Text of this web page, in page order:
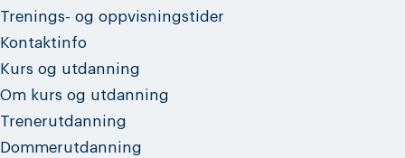
Trenings- og oppvisningstider
Kontaktinfo
Kurs og utdanning
Om kurs og utdanning
Trenerutdanning
Dommerutdanning